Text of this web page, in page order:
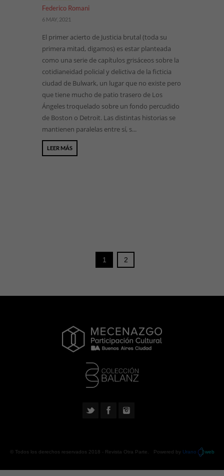
Federico Romani
6 MAY, 2021
El primer acierto de Justicia brutal (toda su
primera mitad, digamos) es estar planteada
como una serie de capítulos grisáceos sobre la
cotidianeidad policial y delictiva de la ficticia
ciudad de Bulwark, un lugar que no existe pero
que tiene mucho de patio trasero de Los
Ángeles troquelado sobre un fondo percudido
de Boston o Detroit. Las distintas historias se
mantienen paralelas entre sí, s...
LEER MÁS
1 2
© Todos los derechos reservados 2018 - Revista Otra Parte . Powered by Urano web